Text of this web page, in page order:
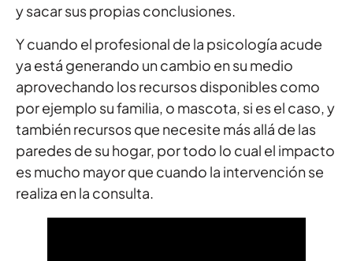
y sacar sus propias conclusiones.
Y cuando el profesional de la psicología acude
ya está generando un cambio en su medio
aprovechando los recursos disponibles como
por ejemplo su familia, o mascota, si es el caso, y
también recursos que necesite más allá de las
paredes de su hogar, por todo lo cual el impacto
es mucho mayor que cuando la intervención se
realiza en la consulta.